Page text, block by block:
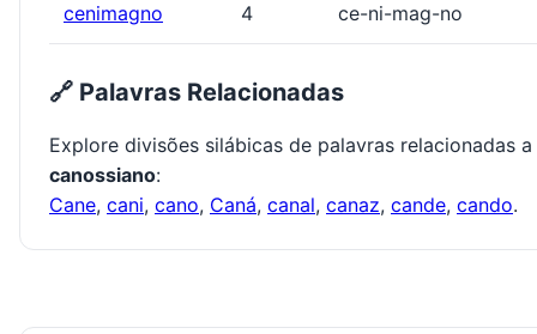
cenimagno 4 ce-ni-mag-no
🔗 Palavras Relacionadas
Explore divisões silábicas de palavras relacionadas a
canossiano:
Cane, cani, cano, Caná, canal, canaz, cande, cando.